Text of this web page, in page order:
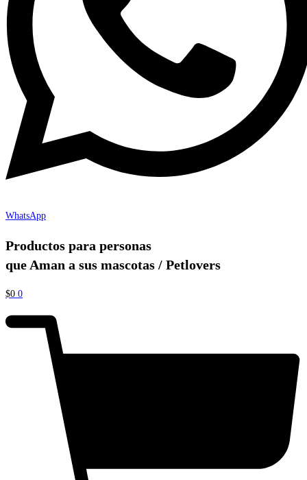
WhatsApp
Productos para personas
que Aman a sus mascotas / Petlovers
$0 0